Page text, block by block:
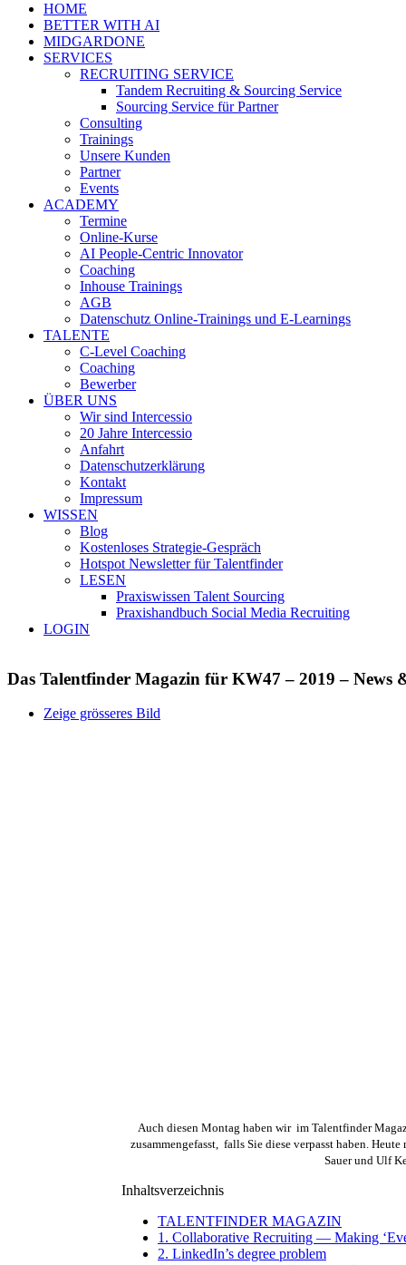
HOME
BETTER WITH AI
MIDGARDONE
SERVICES
RECRUITING SERVICE
Tandem Recruiting & Sourcing Service
Sourcing Service für Partner
Consulting
Trainings
Unsere Kunden
Partner
Events
ACADEMY
Termine
Online-Kurse
AI People-Centric Innovator
Coaching
Inhouse Trainings
AGB
Datenschutz Online-Trainings und E-Learnings
TALENTE
C-Level Coaching
Coaching
Bewerber
ÜBER UNS
Wir sind Intercessio
20 Jahre Intercessio
Anfahrt
Datenschutzerklärung
Kontakt
Impressum
WISSEN
Blog
Kostenloses Strategie-Gespräch
Hotspot Newsletter für Talentfinder
LESEN
Praxiswissen Talent Sourcing
Praxishandbuch Social Media Recruiting
LOGIN
Das Talentfinder Magazin für KW47 – 2019 – News
Zeige grösseres Bild
Auch diesen Montag haben wir im Talentfinder
zusammengefasst, falls Sie diese verpasst haben.
Sauer und Ulf
Inhaltsverzeichnis
TALENTFINDER MAGAZIN
1. Collaborative Recruiting — Making
2. LinkedIn’s degree problem